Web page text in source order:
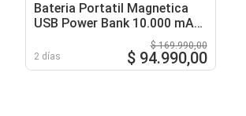
Bateria Portatil Magnetica
USB Power Bank 10.000 mAh
2 días
$ 169.990,00
$ 94.990,00